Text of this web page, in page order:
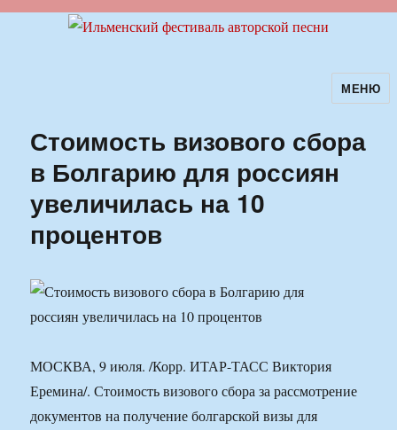
Ильменский фестиваль авторскойМЕНЮ
Стоимость визового сбора
в Болгарию для россиян
увеличилась на 10
процентов
МОСКВА, 9 июля. /Корр. ИТАР-ТАСС Виктория
Еремина/. Стоимость визового сбора за рассмотрение
документов на получение болгарской визы для